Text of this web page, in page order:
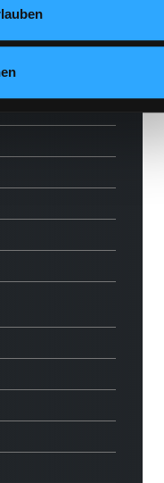
872-